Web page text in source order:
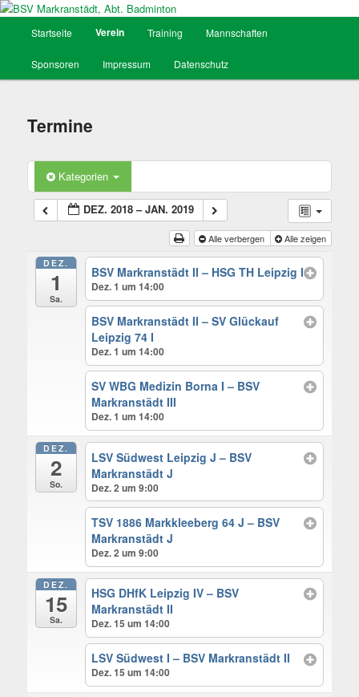
BSV Markranstädt, Abt. Badminton
Zum
Inhalt
Startseite Verein Training Mannschaften
Sponsoren Impressum Datenschutz
Termine
Kategorien
DEZ. 2018 – JAN. 2019
Alle verbergen Alle zeigen
DEZ.
1
Sa.
BSV Markranstädt II – HSG TH Leipzig I
Dez. 1 um 14:00
BSV Markranstädt II – SV Glückauf
Leipzig 74 I
Dez. 1 um 14:00
SV WBG Medizin Borna I – BSV
Markranstädt III
Dez. 1 um 14:00
DEZ.
2
So.
LSV Südwest Leipzig J – BSV
Markranstädt J
Dez. 2 um 9:00
TSV 1886 Markkleeberg 64 J – BSV
Markranstädt J
Dez. 2 um 9:00
DEZ.
15
Sa.
HSG DHfK Leipzig IV – BSV
Markranstädt II
Dez. 15 um 14:00
LSV Südwest I – BSV Markranstädt II
Dez. 15 um 14:00